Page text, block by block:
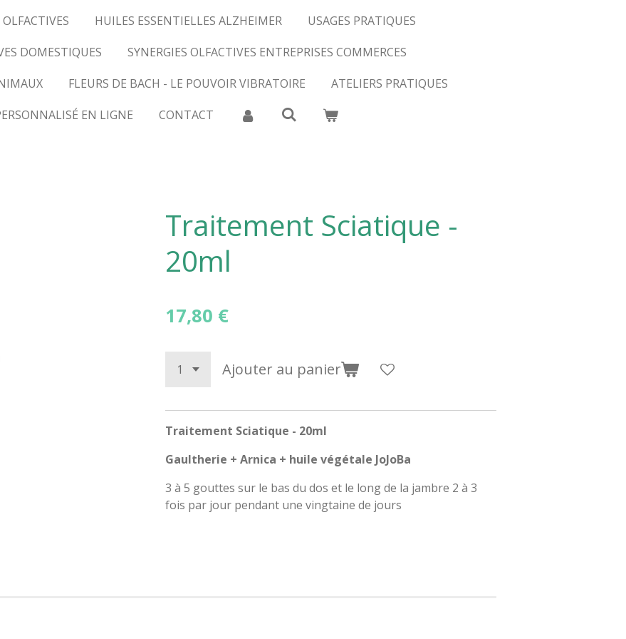
HUILES ESSENTIELLES ALZHEIMER
USAGES PRATIQUES
DOMESTIQUES
SYNERGIES OLFACTIVES ENTREPRISES COMMERCES
FLEURS DE BACH - LE POUVOIR VIBRATOIRE
ATELIERS PRATIQUES
EN LIGNE
CONTACT
Traitement Sciatique -
20ml
17,80 €
Ajouter au panier
Traitement Sciatique - 20ml
Gaultherie + Arnica + huile végétale JoJoBa
3 à 5 gouttes sur le bas du dos et le long de la jambre 2 à 3
fois par jour pendant une vingtaine de jours